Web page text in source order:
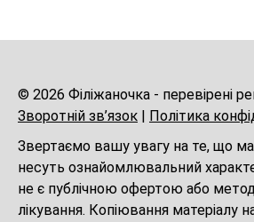
© 2026 Філіжаночка - перевірені
Зворотній зв’язок
Політика
Звертаємо вашу увагу на те, що
несуть ознайомлювальний
не є публічною офертою або
лікування. Копіювання матеріалу